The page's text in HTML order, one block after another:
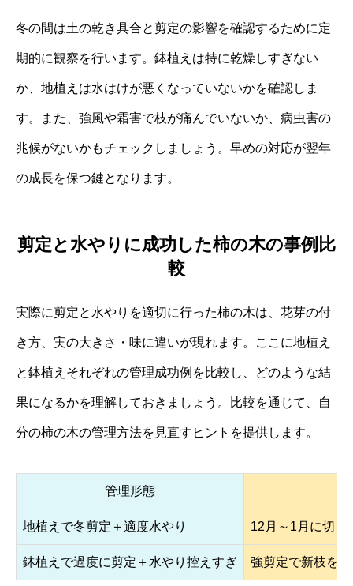
冬の間は土の乾き具合と剪定の影響を確認するために定
期的に観察を行います。鉢植えは特に乾燥しすぎない
か、地植えは水はけが悪くなっていないかを確認しま
す。また、強風や霜害で枝が痛んでいないか、病虫害の
兆候がないかもチェックしましょう。早めの対応が翌年
の成長を保つ鍵となります。
剪定と水やりに成功した柿の木の事例比
較
実際に剪定と水やりを適切に行った柿の木は、花芽の付
き方、実の大きさ・味に違いが現れます。ここに地植え
と鉢植えそれぞれの管理成功例を比較し、どのような結
果になるかを理解しておきましょう。比較を通じて、自
分の柿の木の管理方法を見直すヒントを提供します。
管理形態
地植えで冬剪定＋適度水やり 12月～1月に切り
鉢植えで過度に剪定＋水やり控えすぎ 強剪定で新枝を